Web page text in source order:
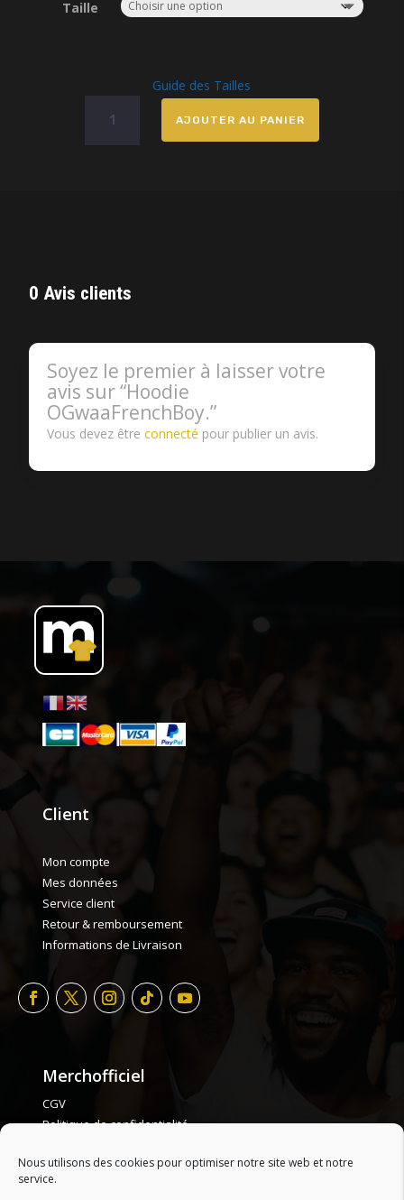
Nous utilisons des cookies pour optimiser notre site web et notre
service.
Taille
Guide des Tailles
Hoodie
AJOUTER AU PANIER
0 Avis clients
Soyez le premier à laisser votre
avis sur “Hoodie
OGwaaFrenchBoy.”
Vous devez êtreconnecté pour publier un avis.
Client
Mon compte
Mes données
Service client
Retour & remboursement
Informations de Livraison
Merchofficiel
CGV
Politique de confidentialité
Plan de site